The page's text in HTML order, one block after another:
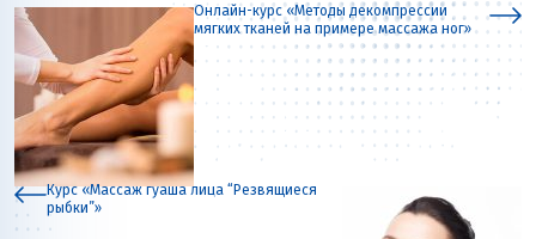
Курс «Массаж гуаша лица “Резвящиеся
рыбки”»
Онлайн-курс «Методы декомпрессии
мягких тканей на примере массажа ног»